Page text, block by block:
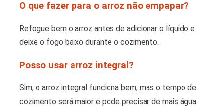
O que fazer para o arroz não empapar?
Refogue bem o arroz antes de adicionar o líquido e
deixe o fogo baixo durante o cozimento.
Posso usar arroz integral?
Sim, o arroz integral funciona bem, mas o tempo de
cozimento será maior e pode precisar de mais água.